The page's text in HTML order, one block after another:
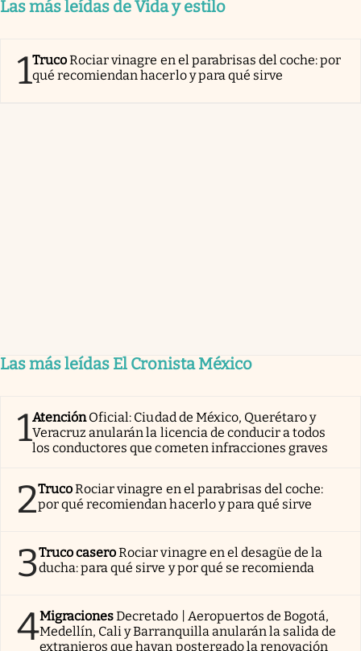
Las más leídas de Vida y estilo
1TrucoRociar vinagre en el parabrisas del coche: por
qué recomiendan hacerlo y para qué sirve
Las más leídas El Cronista México
1AtenciónOficial: Ciudad de México, Querétaro y
Veracruz anularán la licencia de conducir a todos
los conductores que cometen infracciones graves
2TrucoRociar vinagre en el parabrisas del coche:
por qué recomiendan hacerlo y para qué sirve
3Truco caseroRociar vinagre en el desagüe de la
ducha: para qué sirve y por qué se recomienda
4MigracionesDecretado | Aeropuertos de Bogotá,
Medellín, Cali y Barranquilla anularán la salida de
extranjeros que hayan postergado la renovación